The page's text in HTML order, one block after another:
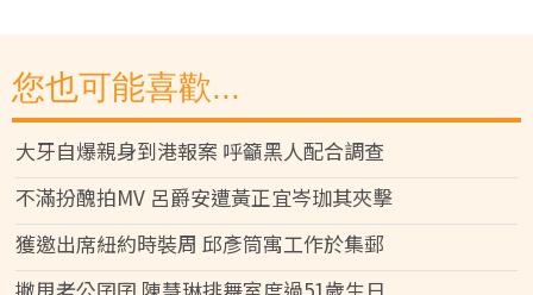
您也可能喜歡...
大牙自爆親身到港報案 呼籲黑人配合調查
不滿扮醜拍MV 呂爵安遭黃正宜岑珈其夾擊
獲邀出席紐約時裝周 邱彥筒寓工作於集郵